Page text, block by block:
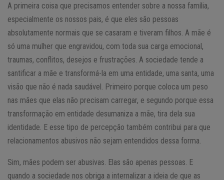
A primeira coisa que precisamos entender sobre a nossa família,
especialmente os nossos pais, é que eles são pessoas
absolutamente normais que se casaram e tiveram filhos. A mãe é
só uma mulher que engravidou, com toda sua carga emocional,
traumas, conflitos, desejos e frustrações. A sociedade tende a
santificar a mãe e transformá-la em uma entidade, uma santa, uma
visão que não é nada saudável. Primeiro porque coloca um peso
nas mães que elas não precisam carregar, e segundo porque essa
transformação em entidade desumaniza a mãe, tira dela sua
identidade. E esse tipo de percepção também contribui para que
relacionamentos abusivos não sejam entendidos dessa forma.
Sim, mães podem ser abusivas. Elas são apenas pessoas. E
quando a sociedade nos obriga a internalizar a ideia de que as